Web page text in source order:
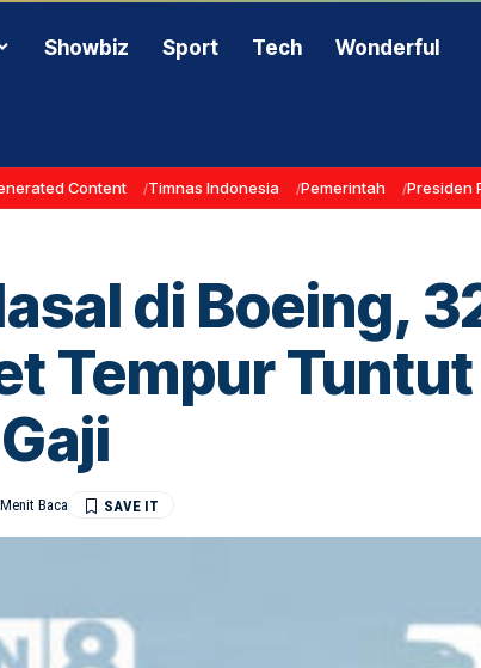
Showbiz Sport Tech Wonderful
Content Timnas Indonesia Pemerintah Presiden
di Boeing,
Tempur Tuntut
Baca